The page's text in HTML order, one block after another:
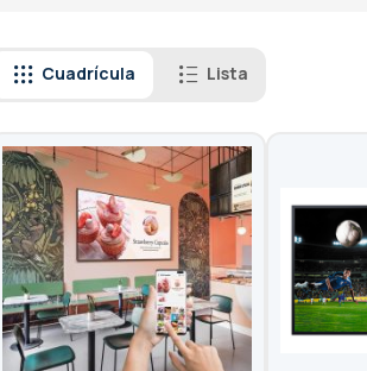
Cuadrícula Lista